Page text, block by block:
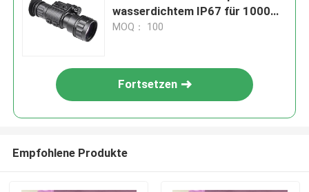
wasserdichtem IP67 für 1000m
Beobachtung
MOQ： 100
Fortsetzen
Empfohlene Produkte